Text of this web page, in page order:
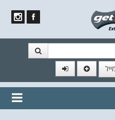
תפוצה!
נשמח